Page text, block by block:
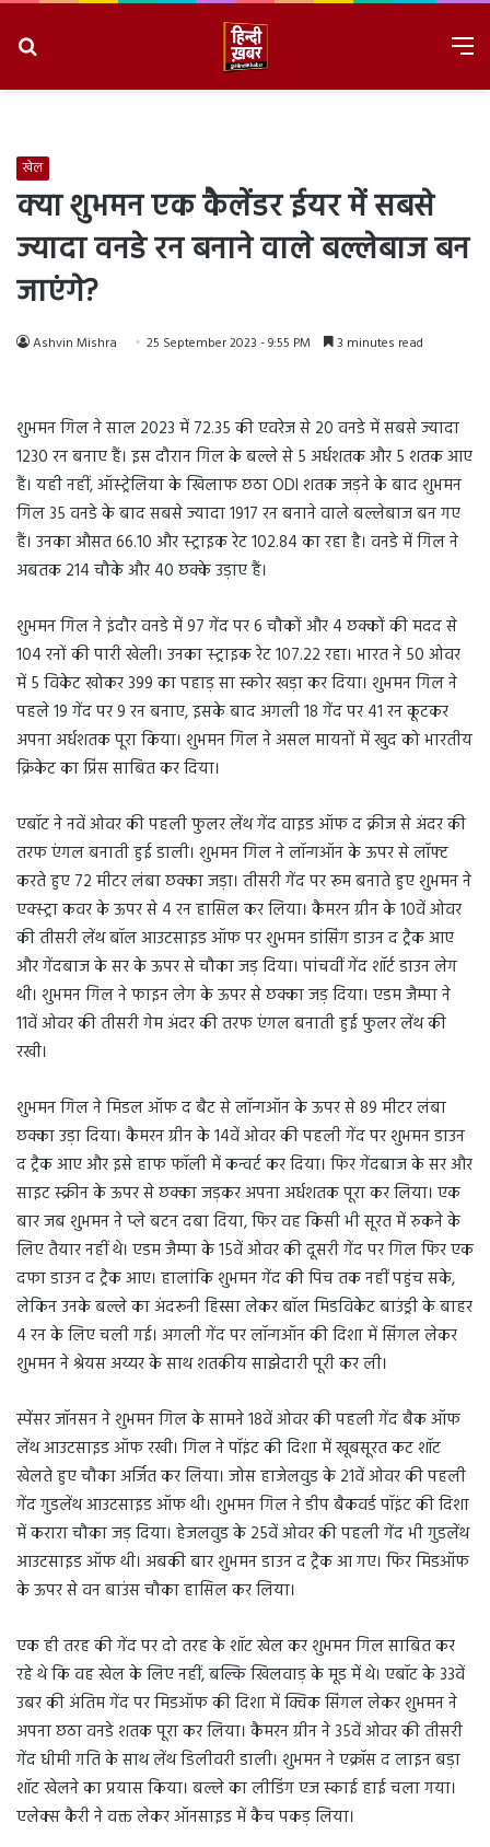
खेल
क्या शुभमन एक कैलेंडर ईयर में सबसे
ज्यादा वनडे रन बनाने वाले बल्लेबाज बन
जाएंगे?
Ashvin Mishra 25 September 2023 - 9:55 PM 3 minutes read
शुभमन गिल ने साल 2023 में 72.35 की एवरेज से 20 वनडे में सबसे ज्यादा
1230 रन बनाए हैं। इस दौरान गिल के बल्ले से 5 अर्धशतक और 5 शतक आए
हैं। यही नहीं, ऑस्ट्रेलिया के खिलाफ छठा ODI शतक जड़ने के बाद शुभमन
गिल 35 वनडे के बाद सबसे ज्यादा 1917 रन बनाने वाले बल्लेबाज बन गए
हैं। उनका औसत 66.10 और स्ट्राइक रेट 102.84 का रहा है। वनडे में गिल ने
अबतक 214 चौके और 40 छक्के उड़ाए हैं।
शुभमन गिल ने इंदौर वनडे में 97 गेंद पर 6 चौकों और 4 छक्कों की मदद से
104 रनों की पारी खेली। उनका स्ट्राइक रेट 107.22 रहा। भारत ने 50 ओवर
में 5 विकेट खोकर 399 का पहाड़ सा स्कोर खड़ा कर दिया। शुभमन गिल ने
पहले 19 गेंद पर 9 रन बनाए, इसके बाद अगली 18 गेंद पर 41 रन कूटकर
अपना अर्धशतक पूरा किया। शुभमन गिल ने असल मायनों में खुद को भारतीय
क्रिकेट का प्रिंस साबित कर दिया।
एबॉट ने नवें ओवर की पहली फुलर लेंथ गेंद वाइड ऑफ द क्रीज से अंदर की
तरफ एंगल बनाती हुई डाली। शुभमन गिल ने लॉन्गऑन के ऊपर से लॉफ्ट
करते हुए 72 मीटर लंबा छक्का जड़ा। तीसरी गेंद पर रूम बनाते हुए शुभमन ने
एक्स्ट्रा कवर के ऊपर से 4 रन हासिल कर लिया। कैमरन ग्रीन के 10वें ओवर
की तीसरी लेंथ बॉल आउटसाइड ऑफ पर शुभमन डांसिंग डाउन द ट्रैक आए
और गेंदबाज के सर के ऊपर से चौका जड़ दिया। पांचवीं गेंद शॉर्ट डाउन लेग
थी। शुभमन गिल ने फाइन लेग के ऊपर से छक्का जड़ दिया। एडम जैम्पा ने
11वें ओवर की तीसरी गेम अंदर की तरफ एंगल बनाती हुई फुलर लेंथ की
रखी।
शुभमन गिल ने मिडल ऑफ द बैट से लॉन्गऑन के ऊपर से 89 मीटर लंबा
छक्का उड़ा दिया। कैमरन ग्रीन के 14वें ओवर की पहली गेंद पर शुभमन डाउन
द ट्रैक आए और इसे हाफ फॉली में कन्वर्ट कर दिया। फिर गेंदबाज के सर और
साइट स्क्रीन के ऊपर से छक्का जड़कर अपना अर्धशतक पूरा कर लिया। एक
बार जब शुभमन ने प्ले बटन दबा दिया, फिर वह किसी भी सूरत में रुकने के
लिए तैयार नहीं थे। एडम जैम्पा के 15वें ओवर की दूसरी गेंद पर गिल फिर एक
दफा डाउन द ट्रैक आए। हालांकि शुभमन गेंद की पिच तक नहीं पहुंच सके,
लेकिन उनके बल्ले का अंदरूनी हिस्सा लेकर बॉल मिडविकेट बाउंड्री के बाहर
4 रन के लिए चली गई। अगली गेंद पर लॉन्गऑन की दिशा में सिंगल लेकर
शुभमन ने श्रेयस अय्यर के साथ शतकीय साझेदारी पूरी कर ली।
स्पेंसर जॉनसन ने शुभमन गिल के सामने 18वें ओवर की पहली गेंद बैक ऑफ
लेंथ आउटसाइड ऑफ रखी। गिल ने पॉइंट की दिशा में खूबसूरत कट शॉट
खेलते हुए चौका अर्जित कर लिया। जोस हाजेलवुड के 21वें ओवर की पहली
गेंद गुडलेंथ आउटसाइड ऑफ थी। शुभमन गिल ने डीप बैकवर्ड पॉइंट की दिशा
में करारा चौका जड़ दिया। हेजलवुड के 25वें ओवर की पहली गेंद भी गुडलेंथ
आउटसाइड ऑफ थी। अबकी बार शुभमन डाउन द ट्रैक आ गए। फिर मिडऑफ
के ऊपर से वन बाउंस चौका हासिल कर लिया।
एक ही तरह की गेंद पर दो तरह के शॉट खेल कर शुभमन गिल साबित कर
रहे थे कि वह खेल के लिए नहीं, बल्कि खिलवाड़ के मूड में थे। एबॉट के 33वें
उबर की अंतिम गेंद पर मिडऑफ की दिशा में क्विक सिंगल लेकर शुभमन ने
अपना छठा वनडे शतक पूरा कर लिया। कैमरन ग्रीन ने 35वें ओवर की तीसरी
गेंद धीमी गति के साथ लेंथ डिलीवरी डाली। शुभमन ने एक्रॉस द लाइन बड़ा
शॉट खेलने का प्रयास किया। बल्ले का लीडिंग एज स्काई हाई चला गया।
एलेक्स कैरी ने वक्त लेकर ऑनसाइड में कैच पकड़ लिया।